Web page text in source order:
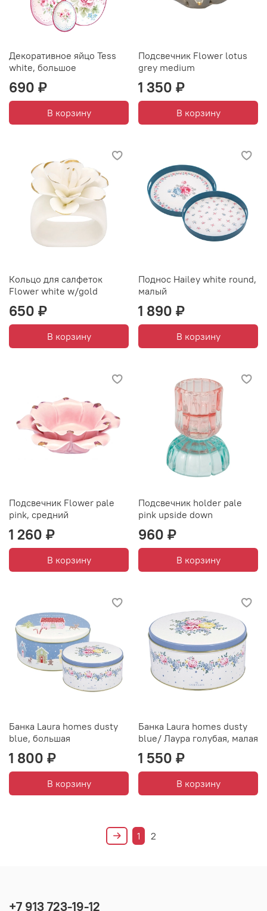
Декоративное яйцо Tess
white, большое
690 ₽
В корзину
Подсвечник Flower lotus
grey medium
1 350 ₽
В корзину
Кольцо для салфеток
Flower white w/gold
650 ₽
В корзину
Поднос Hailey white round,
малый
1 890 ₽
В корзину
Подсвечник Flower pale
pink, средний
1 260 ₽
В корзину
Подсвечник holder pale
pink upside down
960 ₽
В корзину
Банка Laura homes dusty
blue, большая
1 800 ₽
В корзину
Банка Laura homes dusty
blue/ Лаура голубая, малая
1 550 ₽
В корзину
1 2
+7 913 723-19-12